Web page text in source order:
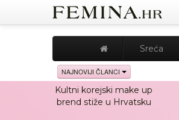
Sreća
NAJNOVIJI ČLANCI
Kultni korejski make up
brend stiže u Hrvatsku